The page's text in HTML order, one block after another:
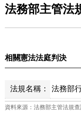
法務部主管法
相關憲法法庭判決
法規名稱： 法務部
資料來源：法務部主管法規